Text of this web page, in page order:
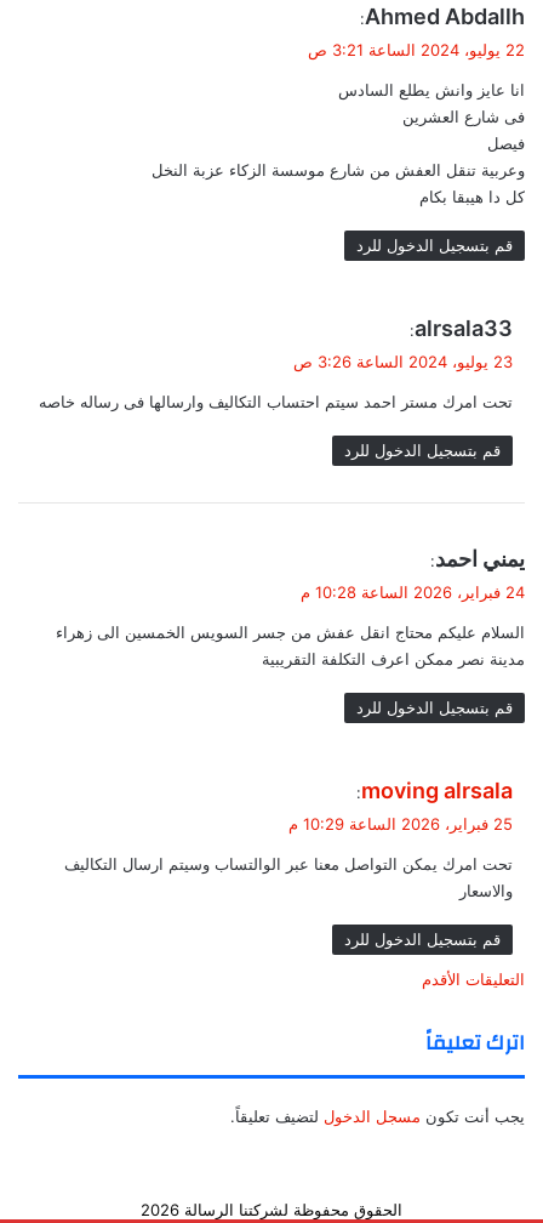
ي
ل
Ahmed Abdallh
:
22 يوليو، 2024 الساعة 3:21 ص
انا عايز وانش يطلع السادس
فى شارع العشرين
فيصل
وعربية تنقل العفش من شارع موسسة الزكاء عزبة النخل
كل دا هيبقا بكام
قم بتسجيل الدخول للرد
ي
ل
alrsala33
:
23 يوليو، 2024 الساعة 3:26 ص
تحت امرك مستر احمد سيتم احتساب التكاليف وارسالها فى رساله خاصه
قم بتسجيل الدخول للرد
ل
يمني احمد:
24 فبراير، 2026 الساعة 10:28 م
السلام عليكم محتاج انقل عفش من جسر السويس الخمسين الى زهراء
مدينة نصر ممكن اعرف التكلفة التقريبية
قم بتسجيل الدخول للرد
ي
ل
moving alrsala
:
25 فبراير، 2026 الساعة 10:29 م
تحت امرك يمكن التواصل معنا عبر الوالتساب وسيتم ارسال التكاليف
والاسعار
قم بتسجيل الدخول للرد
ت
ص
فّ
ح
التعليقات الأقدم
اترك تعليقاً
يجب أنت تكون مسجل الدخول لتضيف تعليقاً.
الحقوق محفوظة لشركتنا الرسالة 2026